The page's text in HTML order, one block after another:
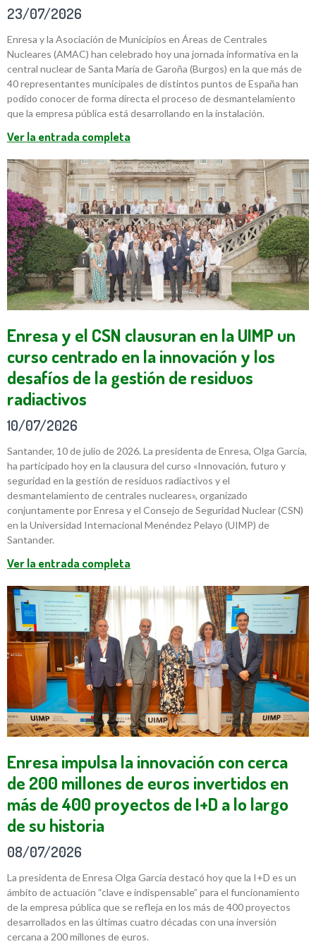
23/07/2026
Enresa y la Asociación de Municipios en Áreas de Centrales
Nucleares (AMAC) han celebrado hoy una jornada informativa en la
central nuclear de Santa María de Garoña (Burgos) en la que más de
40 representantes municipales de distintos puntos de España han
podido conocer de forma directa el proceso de desmantelamiento
que la empresa pública está desarrollando en la instalación.
Ver la entrada completa
Enresa y el CSN clausuran en la UIMP un
curso centrado en la innovación y los
desafíos de la gestión de residuos
radiactivos
10/07/2026
Santander, 10 de julio de 2026. La presidenta de Enresa, Olga García,
ha participado hoy en la clausura del curso «Innovación, futuro y
seguridad en la gestión de residuos radiactivos y el
desmantelamiento de centrales nucleares», organizado
conjuntamente por Enresa y el Consejo de Seguridad Nuclear (CSN)
en la Universidad Internacional Menéndez Pelayo (UIMP) de
Santander.
Ver la entrada completa
Enresa impulsa la innovación con cerca
de 200 millones de euros invertidos en
más de 400 proyectos de I+D a lo largo
de su historia
08/07/2026
La presidenta de Enresa Olga García destacó hoy que la I+D es un
ámbito de actuación “clave e indispensable” para el funcionamiento
de la empresa pública que se refleja en los más de 400 proyectos
desarrollados en las últimas cuatro décadas con una inversión
cercana a 200 millones de euros.